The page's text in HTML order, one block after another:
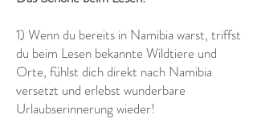
1) Wenn du bereits in Namibia warst, triffst
du beim Lesen bekannte Wildtiere und
Orte, fühlst dich direkt nach Namibia
versetzt und erlebst wunderbare
Urlaubserinnerung wieder!